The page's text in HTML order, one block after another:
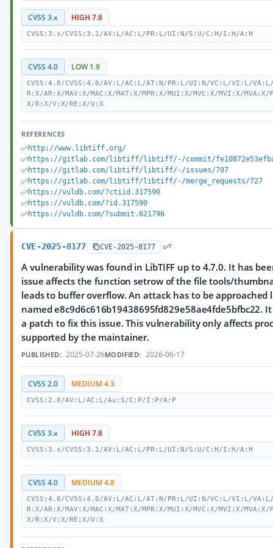
CVSS 3.x HIGH 7.8
CVSS:3.x/CVSS:3.1/AV:L/AC:L/PR:L/UI:N/S:U/C:H/I:H/A:H
CVSS 4.0 LOW 1.9
CVSS:4.0/CVSS:4.0/AV:L/AC:L/AT:N/PR:L/UI:N/VC:L/VI:L/
R:X/AR:X/MAV:X/MAC:X/MAT:X/MPR:X/MUI:X/MVC:X/MVI:X/
X/R:X/V:X/RE:X/U:X
REFERENCES
http://www.libtiff.org/
https://gitlab.com/libtiff/libtiff/-/commit/
https://gitlab.com/libtiff/libtiff/-/issues/707
https://gitlab.com/libtiff/libtiff/-/merge_requests/727
https://vuldb.com/?ctiid.317590
https://vuldb.com/?id.317590
https://vuldb.com/?submit.621796
CVE-2025-8177 CVE-2025-8177
A vulnerability was found in LibTIFF up to 4.7.0. It has
issue affects the function setrow of the file tools/
leads to buffer overflow. An attack has to be approached
named e8c9d6c616b19438695fd829e58ae4fde5bfbc22.
a patch to fix this issue. This vulnerability only affects
supported by the maintainer.
PUBLISHED: 2025-07-26MODIFIED: 2026-06-17
CVSS 2.0 MEDIUM 4.3
CVSS:2.0/AV:L/AC:L/Au:S/C:P/I:P/A:P
CVSS 3.x HIGH 7.8
CVSS:3.x/CVSS:3.1/AV:L/AC:L/PR:L/UI:N/S:U/C:H/I:H/A:H
CVSS 4.0 MEDIUM 4.8
CVSS:4.0/CVSS:4.0/AV:L/AC:L/AT:N/PR:L/UI:N/VC:L/VI:L/
R:X/AR:X/MAV:X/MAC:X/MAT:X/MPR:X/MUI:X/MVC:X/MVI:X/
X/R:X/V:X/RE:X/U:X